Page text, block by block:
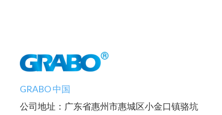
GRABO 中国
公司地址：广东省惠州市惠城区小金口镇骆坑